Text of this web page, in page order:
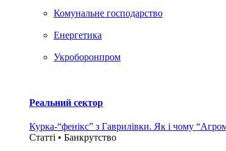
Комунальне господарство
Енергетика
Укроборонпром
Реальний сектор
Курка-“фенікс” з Гаврилівки. Як і чому
Статті • Банкрутство